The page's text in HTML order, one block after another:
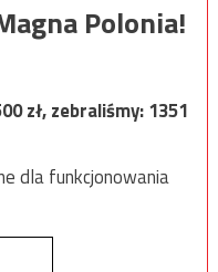
Polonia!
zł, zebraliśmy:1351
dla funkcjonowania